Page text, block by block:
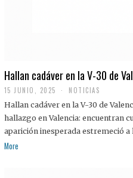
Hallan cadáver en la V-30 de
15 JUNIO, 2025 NOTICIAS
Hallan cadáver en la V-30 de
hallazgo en Valencia: encuentran
aparición inesperada estremeció a
More